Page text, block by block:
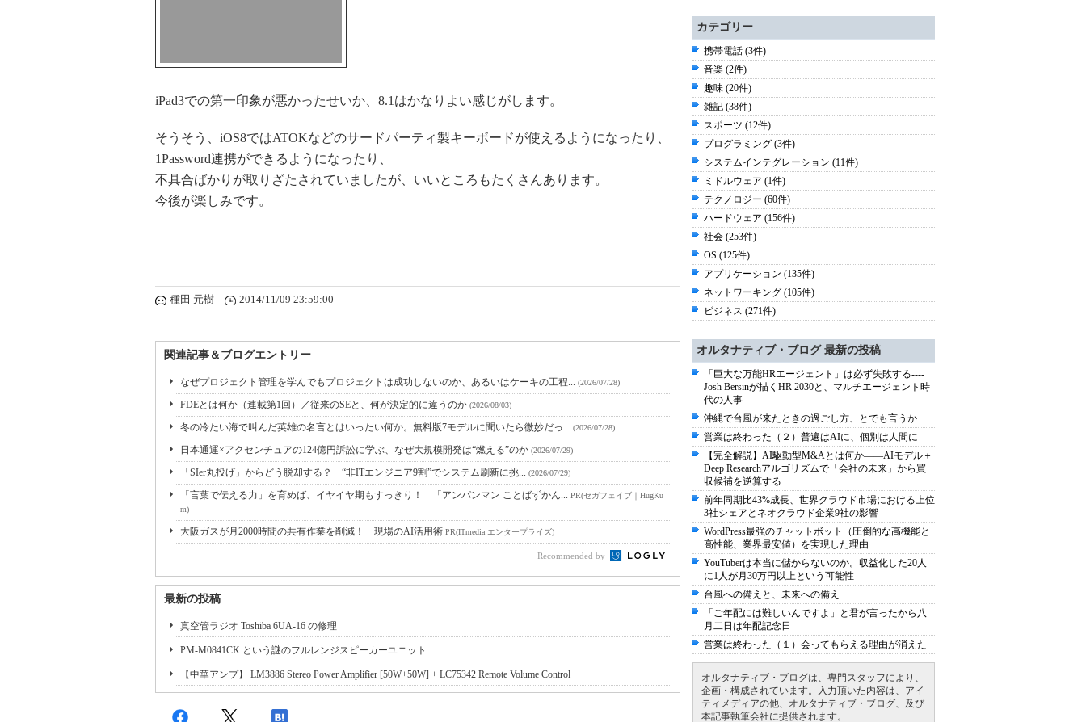
iPad3での第一印象が悪かったせいか、8.1はかなりよい感じがします。
そうそう、iOS8ではATOKなどのサードパーティ製キーボードが使えるようになったり、
1Password連携ができるようになったり、
不具合ばかりが取りざたされていましたが、いいところもたくさんあります。
今後が楽しみです。
種田 元樹 2014/11/09 23:59:00
関連記事＆ブログエントリー
なぜプロジェクト管理を学んでもプロジェクトは成功しないのか、あるいはケーキの工程... (2026/07/28)
FDEとは何か（連載第1回）／従来のSEと、何が決定的に違うのか (2026/08/03)
冬の冷たい海で叫んだ英雄の名言とはいったい何か。無料版7モデルに聞いたら微妙だっ... (2026/07/28)
日本通運×アクセンチュアの124億円訴訟に学ぶ、なぜ大規模開発は“燃える”のか (2026/07/29)
「SIer丸投げ」からどう脱却する？ “非ITエンジニア9割”でシステム刷新に挑... (2026/07/29)
「言葉で伝える力」を育めば、イヤイヤ期もすっきり！ 「アンパンマン ことばずかん... PR(セガフェイブ｜HugKu
m)
大阪ガスが月2000時間の共有作業を削減！ 現場のAI活用術 PR(ITmedia エンタープライズ)
Recommended by
最新の投稿
真空管ラジオ Toshiba 6UA-16 の修理
PM-M0841CK という謎のフルレンジスピーカーユニット
【中華アンプ】 LM3886 Stereo Power Amplifier [50W+50W] + LC75342 Remote Volume Control
カテゴリー
携帯電話 (3件)
音楽 (2件)
趣味 (20件)
雑記 (38件)
スポーツ (12件)
プログラミング (3件)
システムインテグレーション (11件)
ミドルウェア (1件)
テクノロジー (60件)
ハードウェア (156件)
社会 (253件)
OS (125件)
アプリケーション (135件)
ネットワーキング (105件)
ビジネス (271件)
オルタナティブ・ブログ 最新の投稿
「巨大な万能HRエージェント」は必ず失敗する----
Josh Bersinが描くHR 2030と、マルチエージェント時
代の人事
沖縄で台風が来たときの過ごし方、とでも言うか
営業は終わった（２）普遍はAIに、個別は人間に
【完全解説】AI駆動型M&Aとは何か――AIモデル＋
Deep Researchアルゴリズムで「会社の未来」から買
収候補を逆算する
前年同期比43%成長、世界クラウド市場における上位
3社シェアとネオクラウド企業9社の影響
WordPress最強のチャットボット（圧倒的な高機能と
高性能、業界最安値）を実現した理由
YouTuberは本当に儲からないのか。収益化した20人
に1人が月30万円以上という可能性
台風への備えと、未来への備え
「ご年配には難しいんですよ」と君が言ったから八
月二日は年配記念日
営業は終わった（１）会ってもらえる理由が消えた
オルタナティブ・ブログは、専門スタッフにより、
企画・構成されています。入力頂いた内容は、アイ
ティメディアの他、オルタナティブ・ブログ、及び
本記事執筆会社に提供されます。